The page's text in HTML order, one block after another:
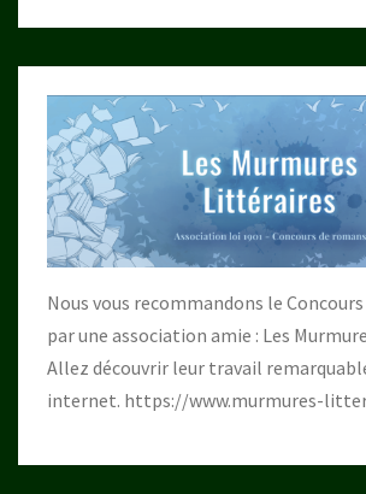
Nous vous recommandons le
par une association amie : Les
Allez découvrir leur travail
internet. https://www.murmures-